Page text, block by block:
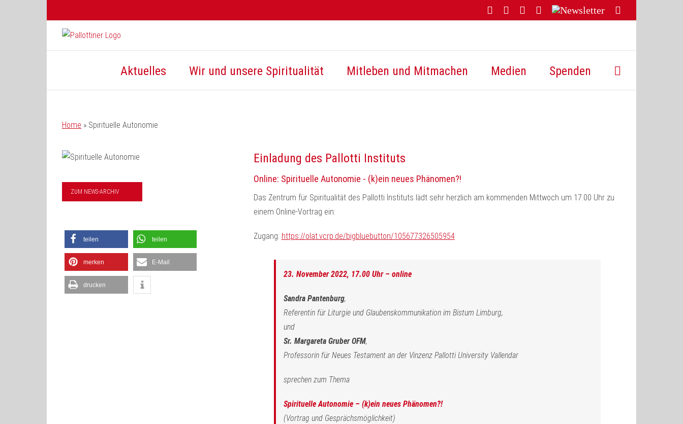
FacebookYouTubeInstagram
Threads
Newsletter
Mail
Aktuelles Wir und unsere Spiritualität Mitleben und Mitmachen Medien Spenden
Home » Spirituelle Autonomie
ZUM NEWS-ARCHIV
teilen teilen
merken E-Mail
drucken
Einladung des Pallotti Instituts
Online: Spirituelle Autonomie - (k)ein neues Phänomen?!
Das Zentrum für Spiritualität des Pallotti Instituts lädt sehr herzlich am kommenden Mittwoch um 17.00 Uhr zu
einem Online-Vortrag ein:
Zugang: https://olat.vcrp.de/bigbluebutton/105677326505954
23. November 2022, 17.00 Uhr – online
Sandra Pantenburg,
Referentin für Liturgie und Glaubenskommunikation im Bistum Limburg,
und
Sr. Margareta Gruber OFM,
Professorin für Neues Testament an der Vinzenz Pallotti University Vallendar
sprechen zum Thema
Spirituelle Autonomie – (k)ein neues Phänomen?!
(Vortrag und Gesprächsmöglichkeit)